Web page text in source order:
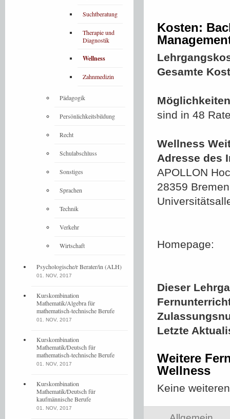
Kosten:
Gesamte
sind in 48
Wellness
Adresse des
APOLLON
28359 Bremen
Homepage:
Dieser
Letzte
Weitere
Wellness
Keine
Suchtberatung
Therapie und
Diagnostik
Wellness
Zahnmedizin
Pädagogik
Persönlichkeitsbildung
Recht
Schulabschluss
Sonstiges
Sprachen
Technik
Verkehr
Wirtschaft
Psychologische/r Berater/in (ALH)
01. NOV, 2017
Kurskombination
Mathematik/Algebra für
mathematisch-technische Berufe
01. NOV, 2017
Kurskombination
Mathematik/Deutsch für
mathematisch-technische Berufe
01. NOV, 2017
Kurskombination
Mathematik/Deutsch für
kaufmännische Berufe
01. NOV, 2017